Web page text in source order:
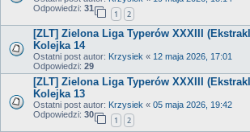
Odpowiedzi: 31
1 2
[ZLT] Zielona Liga Typerów XXXIII
Kolejka 14
Ostatni post autor: Krzysiek « 12 maja 2026, 17:01
Odpowiedzi: 29
[ZLT] Zielona Liga Typerów XXXIII
Kolejka 13
Ostatni post autor: Krzysiek « 05 maja 2026, 19:42
Odpowiedzi: 30
1 2